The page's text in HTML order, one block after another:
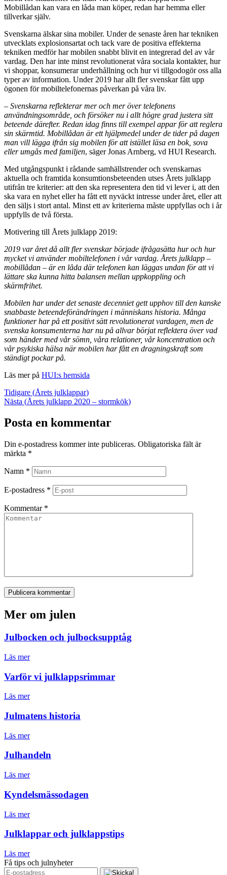
Mobillådan kan vara en låda man köper, redan har hemma eller
tillverkar själv.
Svenskarna älskar sina mobiler. Under de senaste åren har tekniken
utvecklats explosionsartat och tack vare de positiva effekterna
tekniken medför har mobilen snabbt blivit en integrerad del av vår
vardag. Den har inte minst revolutionerat våra sociala kontakter, hur
vi shoppar, konsumerar underhållning och hur vi tillgodogör oss alla
typer av information. Under 2019 har allt fler svenskar fått upp
ögonen för mobiltelefonernas påverkan på våra liv.
– Svenskarna reflekterar mer och mer över telefonens
användningsområde, och försöker nu i allt högre grad justera sitt
beteende därefter. Redan idag finns till exempel appar för att reglera
sin skärmtid. Mobillådan är ett hjälpmedel under de tider på dagen
man vill lägga ifrån sig mobilen för att istället läsa en bok, sova
eller umgås med familjen, säger Jonas Arnberg, vd HUI Research.
Med utgångspunkt i rådande samhällstrender och svenskarnas
aktuella och framtida konsumtionsbeteenden utses Årets julklapp
utifrån tre kriterier: att den ska representera den tid vi lever i, att den
ska vara en nyhet eller ha fått ett nyväckt intresse under året, eller att
den säljs i stort antal. Minst ett av kriterierna måste uppfyllas och i år
uppfylls de två första.
Motivering till Årets julklapp 2019:
2019 var året då allt fler svenskar började ifrågasätta hur och hur
mycket vi använder mobiltelefonen i vår vardag. Årets julklapp –
mobillådan – är en låda där telefonen kan läggas undan för att vi
lättare ska kunna hitta balansen mellan uppkoppling och
skärmfrihet.
Mobilen har under det senaste decenniet gett upphov till den kanske
snabbaste beteendeförändringen i människans historia. Många
funktioner har på ett positivt sätt revolutionerat vardagen, men de
svenska konsumenterna har nu på allvar börjat reflektera över vad
som händer med vår sömn, våra relationer, vår koncentration och
vår psykiska hälsa när mobilen har fått en dragningskraft som
ständigt pockar på.
Läs mer på HUI:s hemsida
Tidigare (Årets julklappar)
Nästa (Årets julklapp 2020 – stormkök)
Posta en kommentar
Din e-postadress kommer inte publiceras. Obligatoriska fält är
märkta *
Namn *
E-postadress *
Kommentar *
Publicera kommentar
Mer om julen
Julbocken och julbocksupptåg
Läs mer
Varför vi julklappsrimmar
Läs mer
Julmatens historia
Läs mer
Julhandeln
Läs mer
Kyndelsmässodagen
Läs mer
Julklappar och julklappstips
Läs mer
Få tips och julnyheter